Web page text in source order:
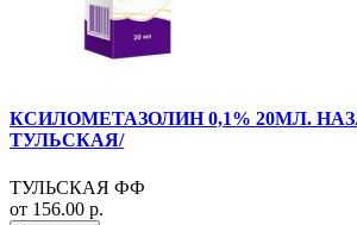
КСИЛОМЕТАЗОЛИН 0,1% 20МЛ.
ТУЛЬСКАЯ/
ТУЛЬСКАЯ ФФ
от 156.00 р.